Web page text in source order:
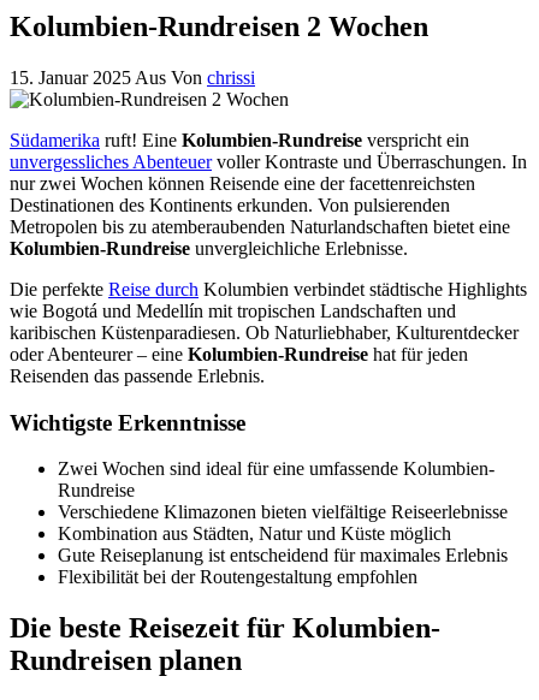
Kolumbien-Rundreisen 2 Wochen
15. Januar 2025 Aus Von chrissi
Südamerika ruft! Eine Kolumbien-Rundreise verspricht ein
unvergessliches Abenteuervoller Kontraste und Überraschungen. In
nur zwei Wochen können Reisende eine der facettenreichsten
Destinationen des Kontinents erkunden. Von pulsierenden
Metropolen bis zu atemberaubenden Naturlandschaften bietet eine
Kolumbien-Rundreise unvergleichliche Erlebnisse.
Die perfekte Reise durch Kolumbien verbindet städtische Highlights
wie Bogotá und Medellín mit tropischen Landschaften und
karibischen Küstenparadiesen. Ob Naturliebhaber, Kulturentdecker
oder Abenteurer – eine Kolumbien-Rundreise hat für jeden
Reisenden das passende Erlebnis.
Wichtigste Erkenntnisse
Zwei Wochen sind ideal für eine umfassende Kolumbien-
Rundreise
Verschiedene Klimazonen bieten vielfältige Reiseerlebnisse
Kombination aus Städten, Natur und Küste möglich
Gute Reiseplanung ist entscheidend für maximales Erlebnis
Flexibilität bei der Routengestaltung empfohlen
Die beste Reisezeit für Kolumbien-
Rundreisen planen